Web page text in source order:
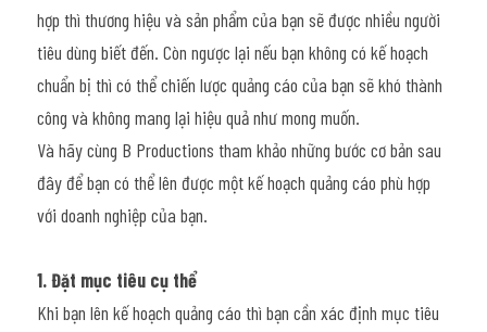
hợp thì thương hiệu và sản phẩm của bạn sẽ được nhiều người
tiêu dùng biết đến. Còn ngược lại nếu bạn không có kế hoạch
chuẩn bị thì có thể chiến lược quảng cáo của bạn sẽ khó thành
công và không mang lại hiệu quả như mong muốn.
Và hãy cùng B Productions tham khảo những bước cơ bản sau
đây để bạn có thể lên được một kế hoạch quảng cáo phù hợp
với doanh nghiệp của bạn.
1. Đặt mục tiêu cụ thể
Khi bạn lên kế hoạch quảng cáo thì bạn cần xác định mục tiêu